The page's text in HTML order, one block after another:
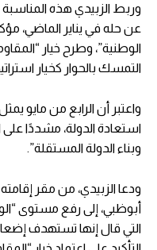
وربط الزبيدي هذه
عن حله في يناير الماضي،
الوطنية”، وطرح خيار
التمسك بالحوار كخيار
واعتبر أن الرابع من مايو
استعادة الدولة، مشددًا على
وبناء الدولة المستقلة”.
ودعا الزبيدي، من مقر
أبوظبي، إلى رفع مستوى
التي قال إنها تستهدف